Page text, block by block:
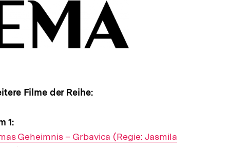
In
Lightbox
öffnen
Filme der Reihe:
1:
Geheimnis – Grbavica (Regie: Jasmila